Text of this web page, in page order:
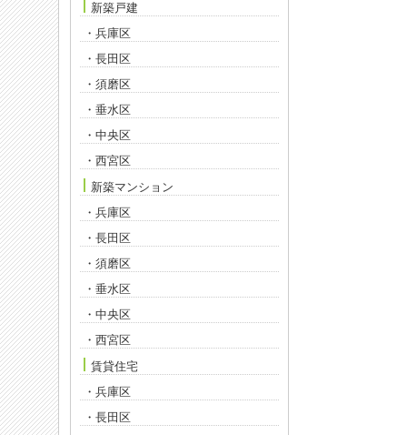
新築戸建
・兵庫区
・長田区
・須磨区
・垂水区
・中央区
・西宮区
新築マンション
・兵庫区
・長田区
・須磨区
・垂水区
・中央区
・西宮区
賃貸住宅
・兵庫区
・長田区